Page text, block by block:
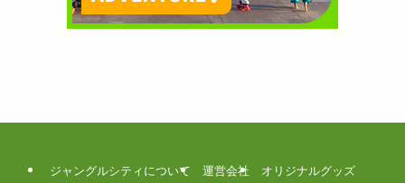
ジャングルシティについて 運営会社
オリジナルグッズ